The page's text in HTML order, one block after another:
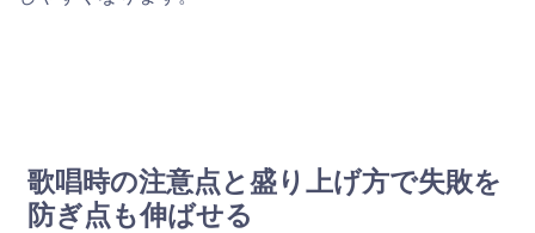
歌唱時の注意点と盛り上げ方で失敗を
防ぎ点も伸ばせる